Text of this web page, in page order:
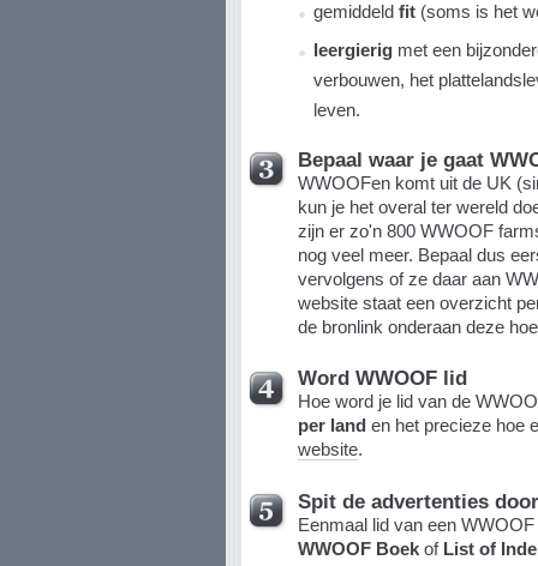
gemiddeld fit(soms is het
leergierigmet een
verbouwen, het
leven.
Bepaal waar je gaat
WWOOFen komt uit de UK
kun je het overal ter wereld
zijn er zo'n 800 WWOOF
nog veel meer. Bepaal dus
vervolgens of ze daar aan
website staat een overzicht
de bronlink onderaan deze
Word WWOOF lid
Hoe word je lid van de
per landen het precieze hoe
website.
Spit de advertenties door
Eenmaal lid van een
WWOOF Boekof List of